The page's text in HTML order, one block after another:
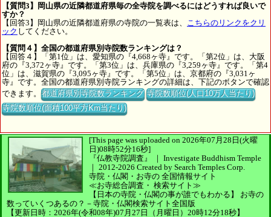
【質問3】岡山県の近隣都道府県毎の全寺院を調べるにはどうすれば良いで
すか？
【回答3】岡山県の近隣都道府県の寺院の一覧表は、
こちらのリンクをクリ
ック してください。
【質問４】全国の都道府県別寺院数ランキングは？
【回答４】「第1位」は、愛知県の『4,668ヶ寺』です。「第2位」は、大阪
府の『3,372ヶ寺』です。「第3位」は、兵庫県の『3,259ヶ寺』です。「第4
位」は、滋賀県の『3,095ヶ寺』です。「第5位」は、京都府の『3,031ヶ
寺』です。全国の都道府県別寺院ランキングの詳細は、下記のボタンで確認
できます。都道府県別寺院数ランキング 寺院数順位(人口10万人当たり)
寺院数順位(面積100平方Km当たり)
[This page was uploaded on 2026年07月28日(火曜
日)08時52分16秒]
『仏教寺院調査』 ｜ Investigate Buddhism Temple
｜ 2012-2026 Created by Search Temples Corp.
寺院・仏閣・お寺の 全国情報サイト
≪お寺総合調査・ 検索サイト≫
【日本の寺院・仏閣の事が誰でもわかる】
お寺の
数っていくつあるの？－寺院・仏閣検索サイト全国版
【更新日時：2026年(令和08年)07月27日（月曜日）20時12分18秒】